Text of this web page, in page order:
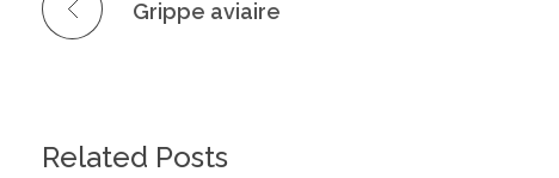
Grippe aviaire
Related Posts